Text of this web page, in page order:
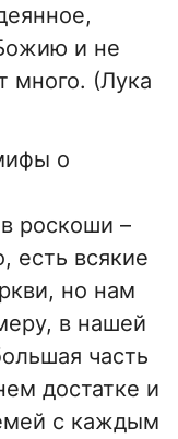
и не
много. (Лука
о
роскоши –
есть всякие
но нам
в нашей
часть
достатке и
с каждым